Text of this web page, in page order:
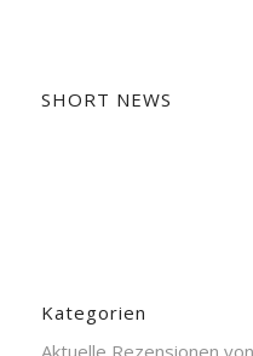
SHORT NEWS
Kategorien
Aktuelle Rezensionen